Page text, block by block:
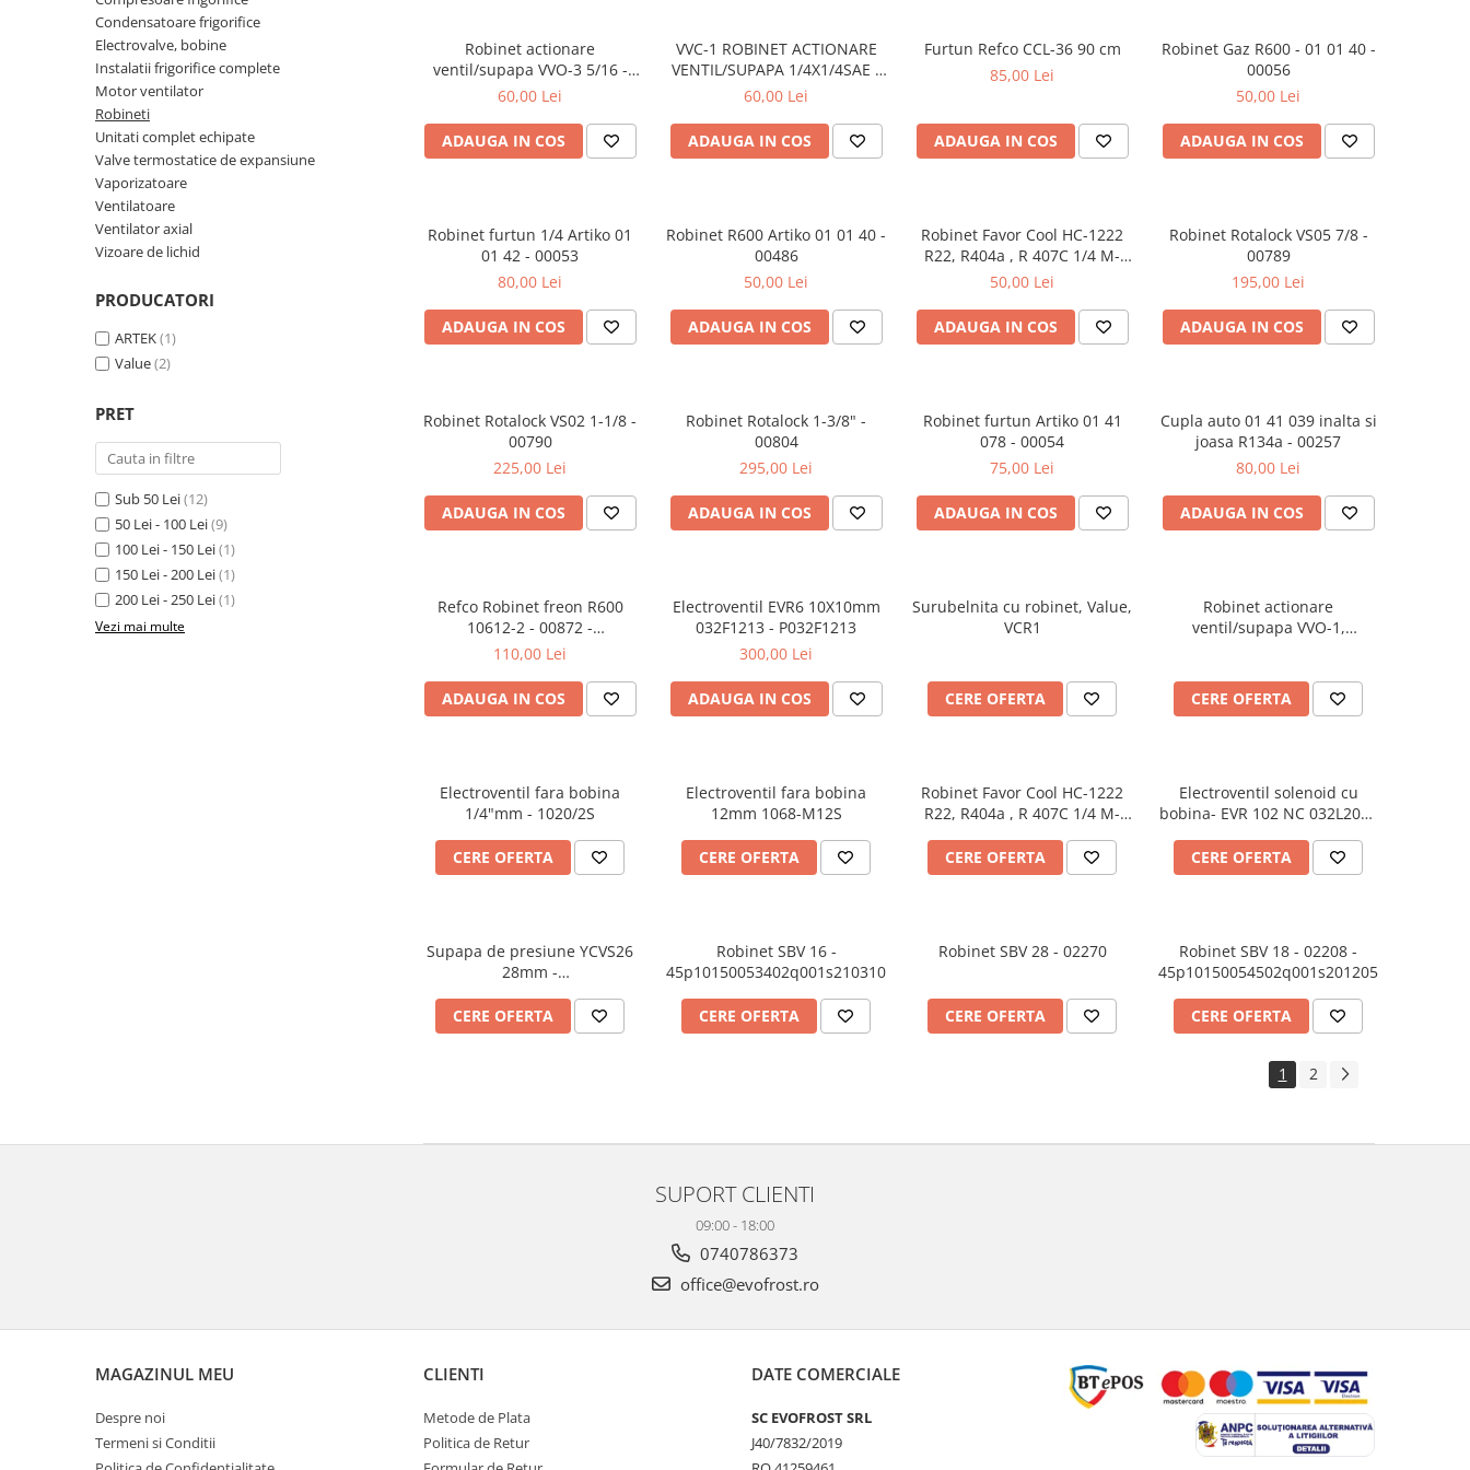
Compresoare Copeland
Compresoare Danfoss
Condensatoare frigorifice
Vaporizatoare
Panou comanda
Separator ulei
Racorduri antivibrante
Valve termostatice de expansiune
Vizoare de lichid
Electrovalve, bobine
Motor ventilator
Accesorii aer conditionat
Compresor aer conditionat
Condensator aer conditionat
Solutii igienizare
Accesorii montaj aer condiționat
Elemente mascare traseu aer
conditionat
Condensatoare frigorifice
Electrovalve, bobine
Instalatii frigorifice complete
Motor ventilator
Robineti
Unitati complet echipate
Valve termostatice de expansiune
Vaporizatoare
Ventilatoare
Ventilator axial
Vizoare de lichid
PRODUCATORI
ARTEK(1)
Value(2)
PRET
Sub 50 Lei(12)
50 Lei - 100 Lei(9)
100 Lei - 150 Lei(1)
150 Lei - 200 Lei(1)
200 Lei - 250 Lei(1)
Vezi mai multe
Robinet actionare
ventil/supapa VVO-3 5/16 -
5/16 - 00042
60,00 Lei
ADAUGA IN COS
VVC-1 ROBINET ACTIONARE
VENTIL/SUPAPA 1/4X1/4SAE -
01689
60,00 Lei
ADAUGA IN COS
Furtun Refco CCL-36 90 cm
85,00 Lei
ADAUGA IN COS
Robinet Gaz R600 - 01 01 40 -
00056
50,00 Lei
ADAUGA IN COS
Robinet furtun 1/4 Artiko 01
01 42 - 00053
80,00 Lei
ADAUGA IN COS
Robinet R600 Artiko 01 01 40 -
00486
50,00 Lei
ADAUGA IN COS
Robinet Favor Cool HC-1222
R22, R404a , R 407C 1/4 M-
1/4F - 00051
50,00 Lei
ADAUGA IN COS
Robinet Rotalock VS05 7/8 -
00789
195,00 Lei
ADAUGA IN COS
Robinet Rotalock VS02 1-1/8 -
00790
225,00 Lei
ADAUGA IN COS
Robinet Rotalock 1-3/8" -
00804
295,00 Lei
ADAUGA IN COS
Robinet furtun Artiko 01 41
078 - 00054
75,00 Lei
ADAUGA IN COS
Cupla auto 01 41 039 inalta si
joasa R134a - 00257
80,00 Lei
ADAUGA IN COS
Refco Robinet freon R600
10612-2 - 00872 -
7640126677934
110,00 Lei
ADAUGA IN COS
Electroventil EVR6 10X10mm
032F1213 - P032F1213
300,00 Lei
ADAUGA IN COS
Surubelnita cu robinet, Value,
VCR1
CERE OFERTA
Robinet actionare
ventil/supapa VVO-1,
CERE OFERTA
Electroventil fara bobina
1/4"mm - 1020/2S
CERE OFERTA
Electroventil fara bobina
12mm 1068-M12S
CERE OFERTA
Robinet Favor Cool HC-1222
R22, R404a , R 407C 1/4 M-
CERE OFERTA
Electroventil solenoid cu
bobina- EVR 102 NC 032L2060
CERE OFERTA
Supapa de presiune YCVS26
28mm -
CERE OFERTA
Robinet SBV 16 -
45p10150053402q001s210310
CERE OFERTA
Robinet SBV 28 - 02270
CERE OFERTA
Robinet SBV 18 - 02208 -
45p10150054502q001s201205
CERE OFERTA
1 2
SUPORT CLIENTI
09:00 - 18:00
0740786373
office@evofrost.ro
MAGAZINUL MEU
Despre noi
Termeni si Conditii
CLIENTI
Metode de Plata
Politica de Retur
DATE COMERCIALE
SC EVOFROST SRL
J40/7832/2019